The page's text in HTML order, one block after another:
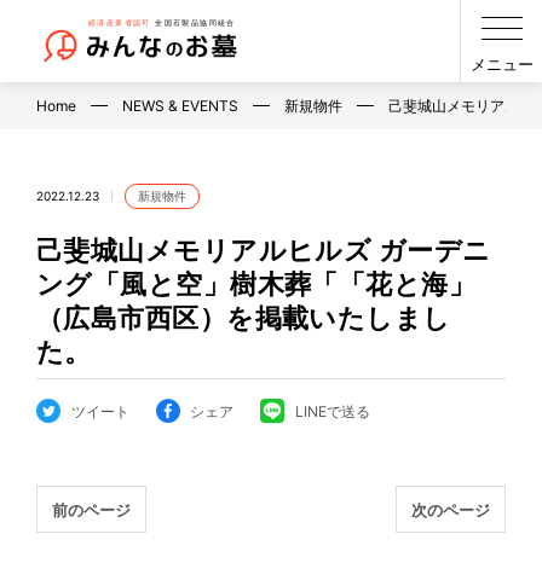
メニュー
Home NEWS & EVENTS 新規物件 己斐城山メモリアルヒ
2022.12.23 新規物件
己斐城山メモリアルヒルズ ガーデニ
ング「風と空」樹木葬「「花と海」
（広島市西区）を掲載いたしまし
た。
ツイート シェア LINEで送る
前のページ 次のページ